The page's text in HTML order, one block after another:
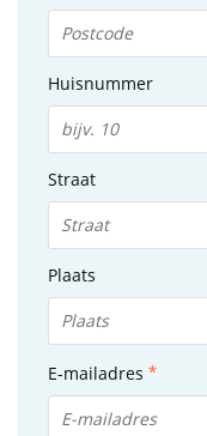
Huisnummer
Straat
Plaats
E-mailadres